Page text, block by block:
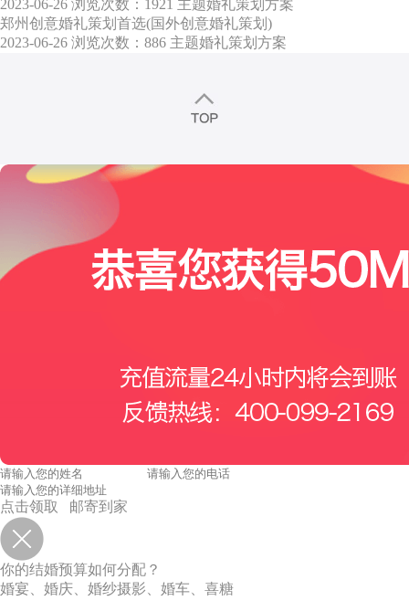
2023-06-26 浏览次数：1921 主题婚礼策划方案
郑州创意婚礼策划首选(国外创意婚礼策划)
2023-06-26 浏览次数：886 主题婚礼策划方案
点击领取 邮寄到家
你的结婚预算如何分配？
婚宴、婚庆、婚纱摄影、婚车、喜糖